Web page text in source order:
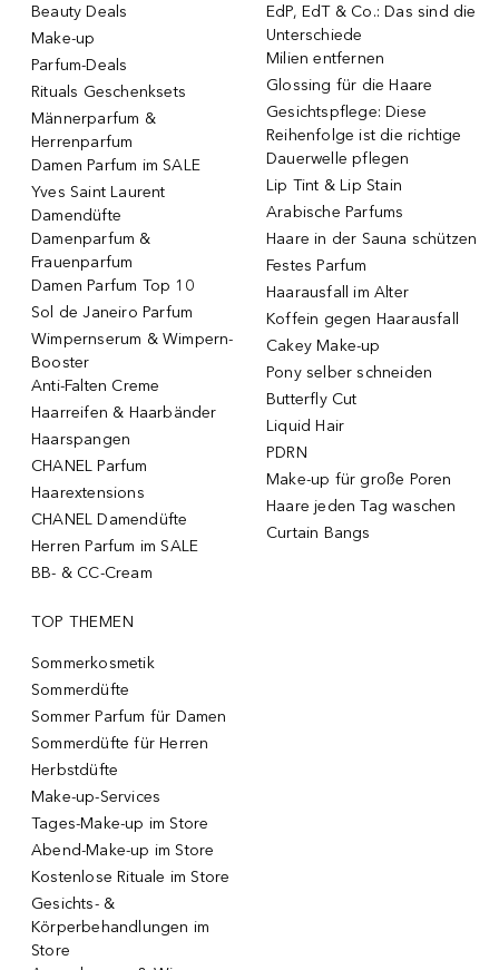
Beauty Deals
Make-up
Parfum-Deals
Rituals Geschenksets
Männerparfum &
Herrenparfum
Damen Parfum im SALE
Yves Saint Laurent
Damendüfte
Damenparfum &
Frauenparfum
Damen Parfum Top 10
Sol de Janeiro Parfum
Wimpernserum & Wimpern-
Booster
Anti-Falten Creme
Haarreifen & Haarbänder
Haarspangen
CHANEL Parfum
Haarextensions
CHANEL Damendüfte
Herren Parfum im SALE
BB- & CC-Cream
EdP, EdT & Co.: Das sind die
Unterschiede
Milien entfernen
Glossing für die Haare
Gesichtspflege: Diese
Reihenfolge ist die richtige
Dauerwelle pflegen
Lip Tint & Lip Stain
Arabische Parfums
Haare in der Sauna schützen
Festes Parfum
Haarausfall im Alter
Koffein gegen Haarausfall
Cakey Make-up
Pony selber schneiden
Butterfly Cut
Liquid Hair
PDRN
Make-up für große Poren
Haare jeden Tag waschen
Curtain Bangs
TOP THEMEN
Sommerkosmetik
Sommerdüfte
Sommer Parfum für Damen
Sommerdüfte für Herren
Herbstdüfte
Make-up-Services
Tages-Make-up im Store
Abend-Make-up im Store
Kostenlose Rituale im Store
Gesichts- &
Körperbehandlungen im
Store